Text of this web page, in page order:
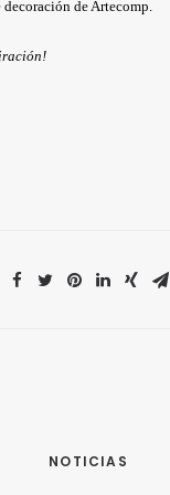
de Artecomp.
NOTICIAS